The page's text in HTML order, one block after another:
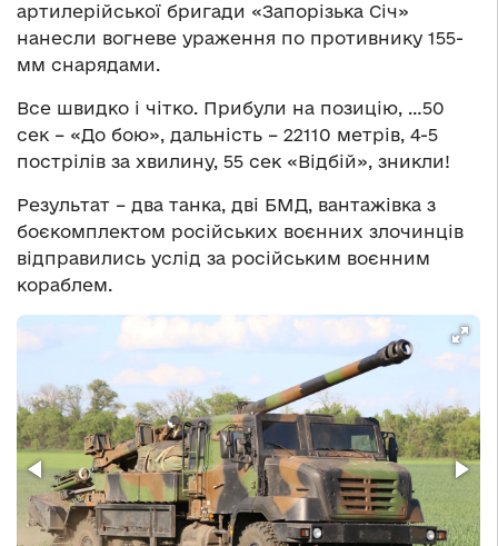
артилерійської бригади «Запорізька Січ»
нанесли вогневе ураження по противнику 155-
мм снарядами.
Все швидко і чітко. Прибули на позицію, …50
сек – «До бою», дальність – 22110 метрів, 4-5
пострілів за хвилину, 55 сек «Відбій», зникли!
Результат – два танка, дві БМД, вантажівка з
боєкомплектом російських воєнних злочинців
відправились услід за російським воєнним
кораблем.